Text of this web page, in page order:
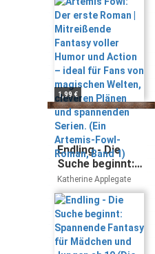
Fantasy voller
Humor und
Action – ideal
für Fans von
magischen
Welten, cleveren
Plänen und
spannenden
Serien. (Ein
Artemis-Fowl-
Roman, Band 1)
1,99 €
Endling - Die
Suche beginnt:
Spannende
Fantasy für
Mädchen und
Jungen ab 10
(Die Endling-
Trilogie, Band 1)
Katherine Applegate